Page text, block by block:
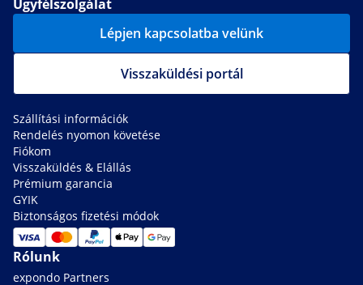
Ügyfélszolgálat
Lépjen kapcsolatba velünk
Visszaküldési portál
Szállítási információk
Rendelés nyomon követése
Fiókom
Visszaküldés & Elállás
Prémium garancia
GYIK
Biztonságos fizetési módok
Rólunk
expondo Partners